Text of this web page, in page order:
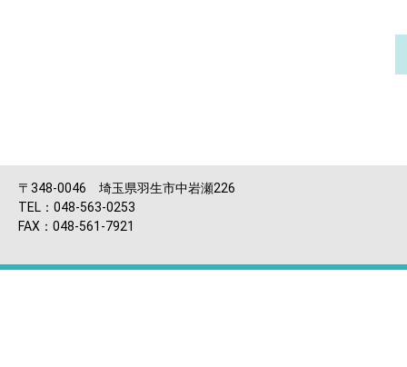
〒348-0046 埼玉県羽生市中岩瀬226
TEL：048-563-0253
FAX：048-561-7921